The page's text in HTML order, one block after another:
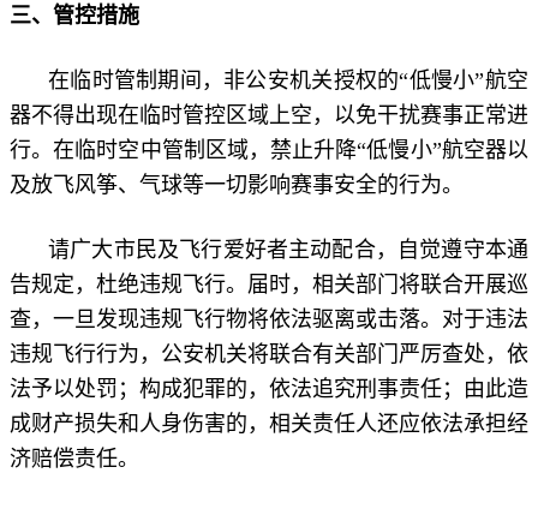
三、管控措施
在临时管制期间，非公安机关授权的“低慢小”航空
器不得出现在临时管控区域上空，以免干扰赛事正常进
行。在临时空中管制区域，禁止升降“低慢小”航空器以
及放飞风筝、气球等一切影响赛事安全的行为。
请广大市民及飞行爱好者主动配合，自觉遵守本通
告规定，杜绝违规飞行。届时，相关部门将联合开展巡
查，一旦发现违规飞行物将依法驱离或击落。对于违法
违规飞行行为，公安机关将联合有关部门严厉查处，依
法予以处罚；构成犯罪的，依法追究刑事责任；由此造
成财产损失和人身伤害的，相关责任人还应依法承担经
济赔偿责任。